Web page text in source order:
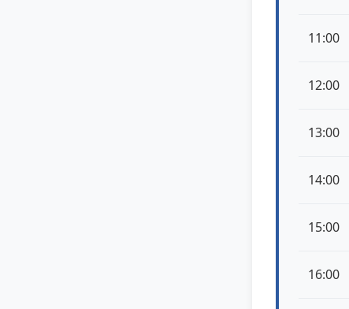
11:00
12:00
13:00
14:00
15:00
16:00